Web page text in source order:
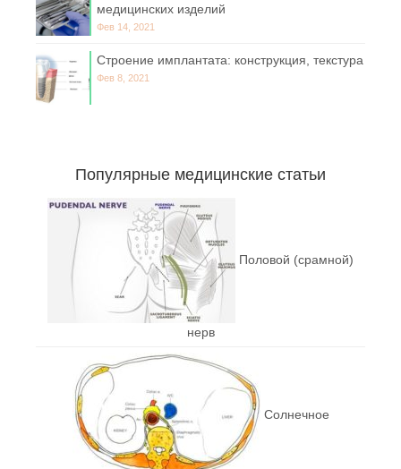
медицинских изделий
Фев 14, 2021
Строение имплантата: конструкция, текстура
Фев 8, 2021
Популярные медицинские статьи
Половой (срамной)
нерв
Солнечное